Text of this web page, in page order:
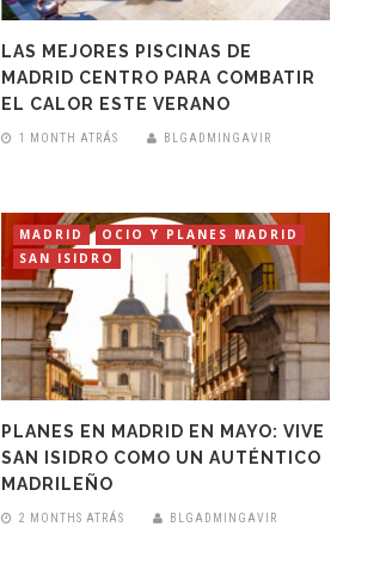
LAS MEJORES PISCINAS DE
MADRID CENTRO PARA COMBATIR
EL CALOR ESTE VERANO
1 MONTH ATRÁS BLGADMINGAVIR
MADRID
OCIO Y PLANES MADRID
SAN ISIDRO
PLANES EN MADRID EN MAYO: VIVE
SAN ISIDRO COMO UN AUTÉNTICO
MADRILEÑO
2 MONTHS ATRÁS BLGADMINGAVIR